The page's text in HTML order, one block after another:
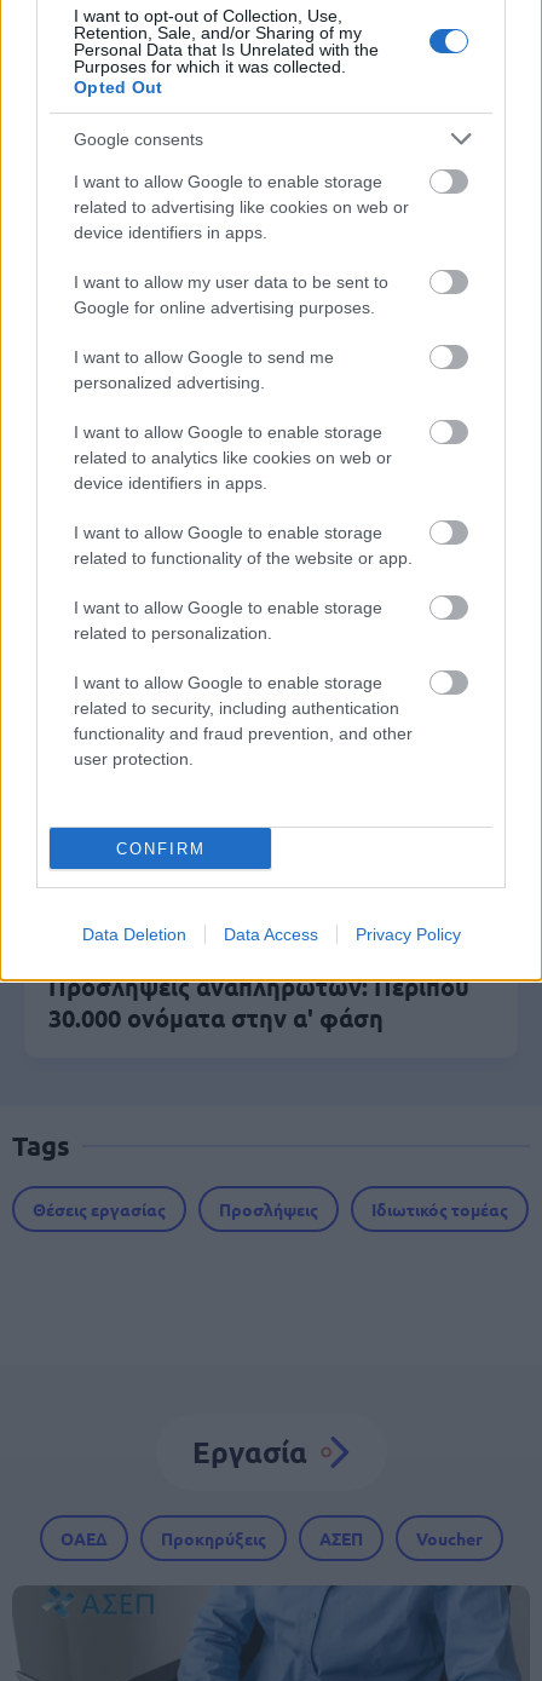
I want to opt-out of Collection, Use,
Retention, Sale, and/or Sharing of my
Personal Data that Is Unrelated with the
Purposes for which it was collected.
Opted Out
Google consents
I want to allow Google to enable storage
related to advertising like cookies on web or
device identifiers in apps.
I want to allow my user data to be sent to
Google for online advertising purposes.
I want to allow Google to send me
personalized advertising.
I want to allow Google to enable storage
related to analytics like cookies on web or
device identifiers in apps.
I want to allow Google to enable storage
related to functionality of the website or app.
I want to allow Google to enable storage
related to personalization.
I want to allow Google to enable storage
related to security, including authentication
functionality and fraud prevention, and other
user protection.
CONFIRM
Data Deletion Data Access Privacy Policy
Μάθε πρώτος όλες τις σημαντικές
Βάλε το proson.gr στα αποτελέσματα
αναζήτησης της Google
Δημοφιλείς Ειδήσεις
Πυροσβεστική Σχολή: Νέος
κανονισμός για δόκιμους – Τι αλλάζει
σε διαμονή, σίτιση και πρακτική
ΔΥΠΑ: Ευκαιρία συνταξιοδότησης για
8.000 ανέργους άνω των 55 ετών –
Ξεκίνησαν οι αιτήσεις
ΥΠΕΣ: Προγραμματισμός προσλήψεων
2027 - Παρατείνεται το Β' Στάδιο
Προσλήψεις αναπληρωτών: Περίπου
30.000 ονόματα στην α' φάση
Tags
Θέσεις εργασίας Προσλήψεις Ιδιωτικός τομέας
Εργασία
ΟΑΕΔ Προκηρύξεις ΑΣΕΠ Voucher